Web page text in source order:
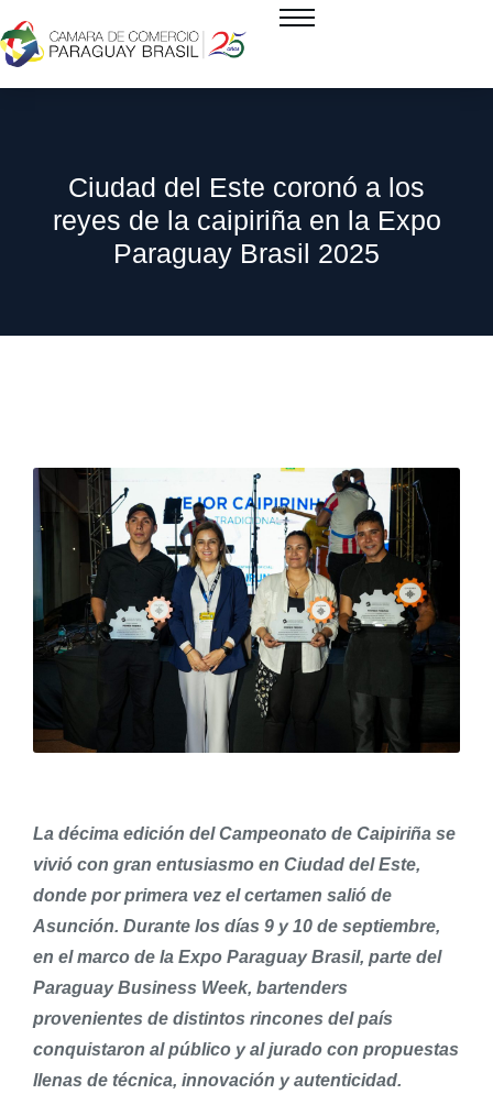
Ciudad del Este coronó a los
reyes de la caipiriña en la Expo
Paraguay Brasil 2025
La décima edición del Campeonato de Caipiriña se
vivió con gran entusiasmo en Ciudad del Este,
donde por primera vez el certamen salió de
Asunción. Durante los días 9 y 10 de septiembre,
en el marco de la Expo Paraguay Brasil, parte del
Paraguay Business Week, bartenders
provenientes de distintos rincones del país
conquistaron al público y al jurado con propuestas
llenas de técnica, innovación y autenticidad.